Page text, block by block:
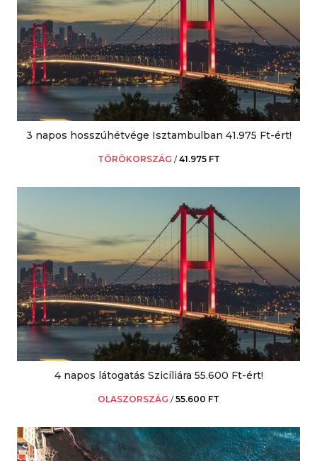
3 napos hosszúhétvége Isztambulban 41.975 Ft-ért!
TÖRÖKORSZÁG /41.975 FT
4 napos látogatás Szicíliára 55.600 Ft-ért!
OLASZORSZÁG /55.600 FT